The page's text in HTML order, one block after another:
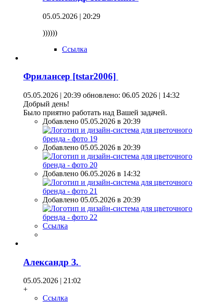
05.05.2026 | 20:29
))))))
Ссылка
Фрилансер [tstar2006]
05.05.2026 | 20:39 обновлено: 06.05 2026 | 14:32
Добрый день!
Было приятно работать над Вашей задачей.
Добавлено 05.05.2026 в 20:39
Добавлено 05.05.2026 в 20:39
Добавлено 06.05.2026 в 14:32
Добавлено 05.05.2026 в 20:39
Ссылка
Александр З.
05.05.2026 | 21:02
+
Ссылка